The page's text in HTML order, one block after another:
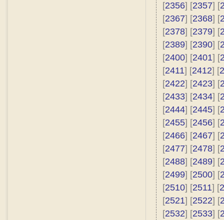
[2356] [2357] [
[2367] [2368] [
[2378] [2379] [
[2389] [2390] [
[2400] [2401] [
[2411] [2412] [
[2422] [2423] [
[2433] [2434] [
[2444] [2445] [
[2455] [2456] [
[2466] [2467] [
[2477] [2478] [
[2488] [2489] [
[2499] [2500] [
[2510] [2511] [
[2521] [2522] [
[2532] [2533] [